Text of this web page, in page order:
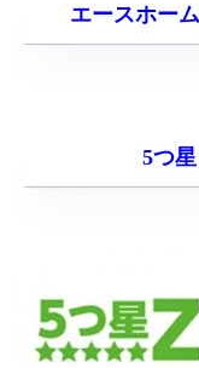
エースホー
5つ